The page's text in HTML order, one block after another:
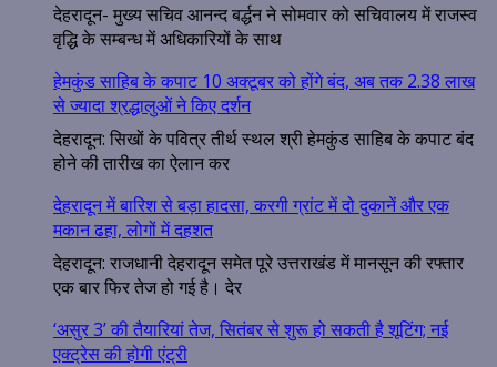
देहरादून- मुख्य सचिव आनन्द बर्द्धन ने सोमवार को सचिवालय में राजस्व
वृद्धि के सम्बन्ध में अधिकारियों के साथ
हेमकुंड साहिब के कपाट 10 अक्टूबर को होंगे बंद, अब तक 2.38 लाख
से ज्यादा श्रद्धालुओं ने किए दर्शन
देहरादून: सिखों के पवित्र तीर्थ स्थल श्री हेमकुंड साहिब के कपाट बंद
होने की तारीख का ऐलान कर
देहरादून में बारिश से बड़ा हादसा, करगी ग्रांट में दो दुकानें और एक
मकान ढहा, लोगों में दहशत
देहरादून: राजधानी देहरादून समेत पूरे उत्तराखंड में मानसून की रफ्तार
एक बार फिर तेज हो गई है। देर
‘असुर 3’ की तैयारियां तेज, सितंबर से शुरू हो सकती है शूटिंग; नई
एक्ट्रेस की होगी एंट्री